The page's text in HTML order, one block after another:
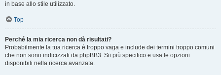
in base allo stile utilizzato.
Top
Perché la mia ricerca non dà risultati?
Probabilmente la tua ricerca è troppo vaga e include dei termini troppo comuni
che non sono indicizzati da phpBB3. Sii più specifico e usa le opzioni
disponibili nella ricerca avanzata.